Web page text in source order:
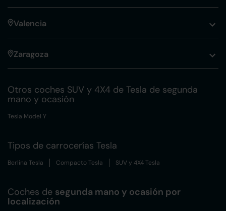
Valencia
Zaragoza
Otros coches SUV y 4X4 de Tesla de segunda
mano y ocasión
Tesla Model Y
Tipos de carrocerías Tesla
Berlina Tesla Compacto Tesla SUV y 4X4 Tesla
Coches de segunda mano y ocasión por
localización